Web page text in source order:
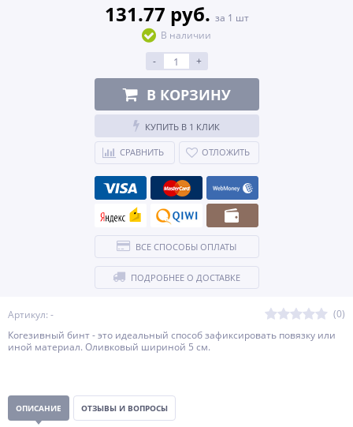
Артикул: -
(0)
Когезивный бинт - это идеальный способ зафиксировать повязку или
иной материал. Оливковый шириной 5 см.
131.77 руб. за 1 шт
В наличии
-
+
В КОРЗИНУ
КУПИТЬ В 1 КЛИК
СРАВНИТЬ ОТЛОЖИТЬ
ВСЕ СПОСОБЫ ОПЛАТЫ
ПОДРОБНЕЕ О ДОСТАВКЕ
ОПИСАНИЕ ОТЗЫВЫ И ВОПРОСЫ